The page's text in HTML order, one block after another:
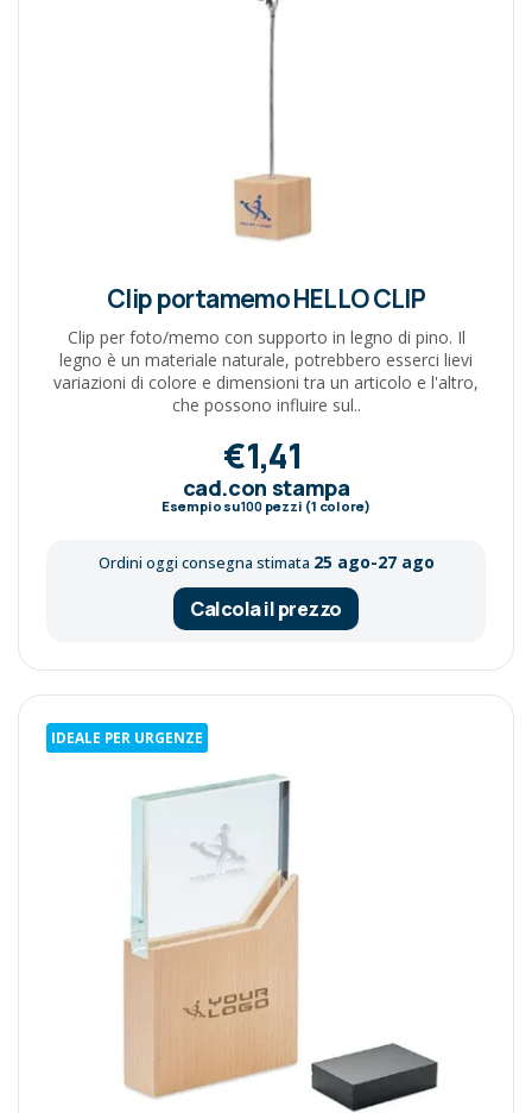
Clip portamemo HELLO CLIP
Clip per foto/memo con supporto in legno di pino. Il
legno è un materiale naturale, potrebbero esserci lievi
variazioni di colore e dimensioni tra un articolo e l'altro,
che possono influire sul..
€1,41
cad.con stampa
Esempio su100pezzi (1 colore)
Ordini oggi consegna stimata 25 ago-27 ago
Calcola il prezzo
IDEALE PER URGENZE